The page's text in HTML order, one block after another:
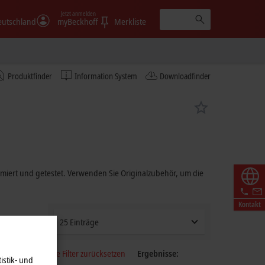
myBeckhoff
Jetzt anmelden
Merkliste
Produktfinder Information System Downloadfinder
Kontakt
und getestet. Verwenden Sie Originalzubehör, um die
25 Einträge
Alle Filter zurücksetzen Ergebnisse:
und